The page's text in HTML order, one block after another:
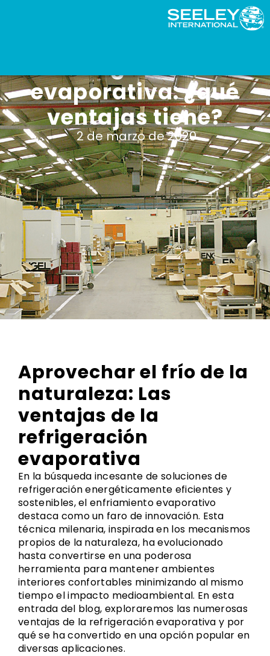
evaporativa: ¿qué
ventajas tiene?
2 de marzo de 2020
Aprovechar el frío de la
naturaleza: Las
ventajas de la
refrigeración
evaporativa
En la búsqueda incesante de soluciones de
refrigeración energéticamente eficientes y
sostenibles, el enfriamiento evaporativo
destaca como un faro de innovación. Esta
técnica milenaria, inspirada en los mecanismos
propios de la naturaleza, ha evolucionado
hasta convertirse en una poderosa
herramienta para mantener ambientes
interiores confortables minimizando al mismo
tiempo el impacto medioambiental. En esta
entrada del blog, exploraremos las numerosas
ventajas de la refrigeración evaporativa y por
qué se ha convertido en una opción popular en
diversas aplicaciones.